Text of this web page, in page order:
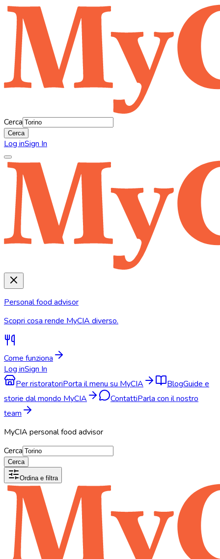
Cerca
Cerca
Log inSign In
Personal food advisor
Scopri cosa rende MyCIA diverso.
Come funziona
Log inSign In
Per ristoratoriPorta il menu su MyCIA BlogGuide e
storie dal mondo MyCIA
ContattiParla con il nostro
team
MyCIA personal food advisor
Cerca
Cerca
Ordina e filtra